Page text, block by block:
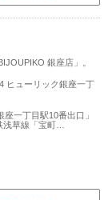
銀座店」。
ヒューリック銀座一丁
一丁目駅10番出口」
浅草線「宝町…